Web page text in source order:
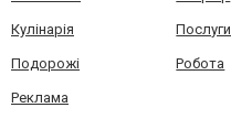
Кулінарія Послуги
Подорожі Робота
Реклама